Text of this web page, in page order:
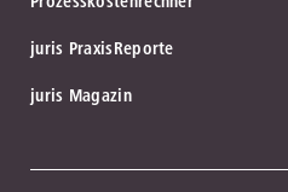
juris PraxisReporte
juris Magazin